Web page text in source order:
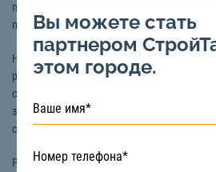
привезенным материалом. Как правило,
позволяет укрепить фундамент и
Наиболее экономичным вариантом
родным грунтом, который изъяли в
способ подойдет лишь для небольших
засыпки котлована используется песок,
стоит учесть, что запрещено применять
Работы по засыпке котлована
Вы можете стать
партнером
этом городе.